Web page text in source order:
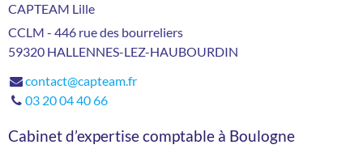
CAPTEAM Lille
CCLM - 446 rue des bourreliers
59320 HALLENNES-LEZ-HAUBOURDIN
contact@capteam.fr
03 20 04 40 66
Cabinet d’expertise comptable à Boulogne